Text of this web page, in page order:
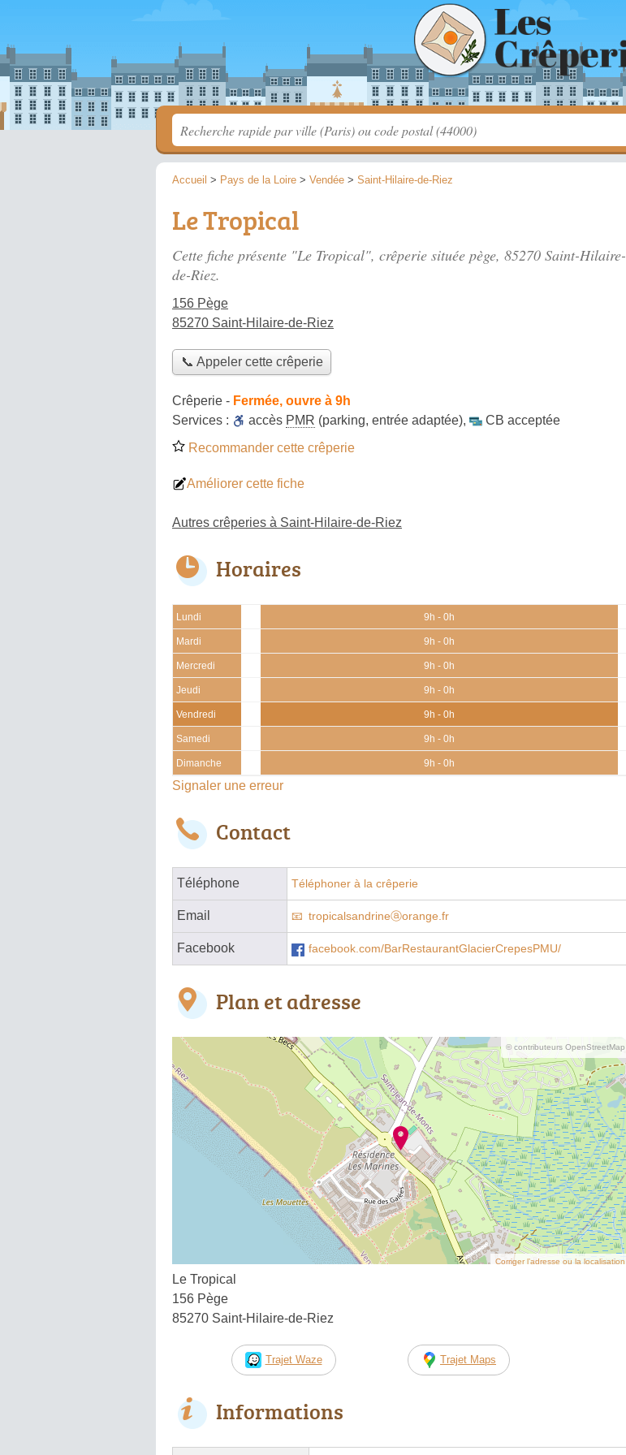
Accueil > Pays de la Loire > Vendée > Saint-Hilaire-de-Riez
Le Tropical
Cette fiche présente "Le Tropical", crêperie située pège, 85270 Saint-Hilaire-
de-Riez.
156 Pège
85270 Saint-Hilaire-de-Riez
📞 Appeler cette crêperie
Crêperie - Fermée, ouvre à 9h
Services :
accès PMR (parking, entrée adaptée),
CB acceptée
Recommander cette crêperie
Améliorer cette fiche
Autres crêperies à Saint-Hilaire-de-Riez
Horaires
Lundi 9h - 0h
Mardi 9h - 0h
Mercredi 9h - 0h
Jeudi 9h - 0h
Vendredi 9h - 0h
Samedi 9h - 0h
Dimanche 9h - 0h
Signaler une erreur
Contact
Téléphone Téléphoner à la crêperie
Email tropicalsandrineⓐorange.fr
Facebook facebook.com/BarRestaurantGlacierCrepesPMU/
Plan et adresse
© contributeurs OpenStreetMap
Corriger l’adresse ou la localisation
Le Tropical
156 Pège
85270 Saint-Hilaire-de-Riez
Trajet Waze Trajet Maps
Informations